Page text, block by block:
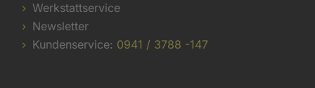
Werkstattservice
Newsletter
Kundenservice: 0941 / 3788 -147